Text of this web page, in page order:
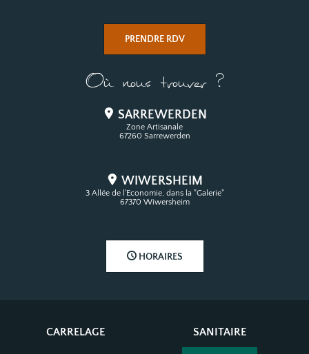
PRENDRE RDV
Où nous trouver ?
SARREWERDEN
Zone Artisanale
67260 Sarrewerden
WIWERSHEIM
3 Allée de l'Economie, dans la "Galerie"
67370 Wiwersheim
HORAIRES
CARRELAGE SANITAIRE